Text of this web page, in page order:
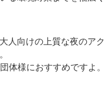
人向けの上質な夜のアク
体様におすすめですよ。